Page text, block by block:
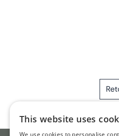
This website uses
We use cookies to personalise